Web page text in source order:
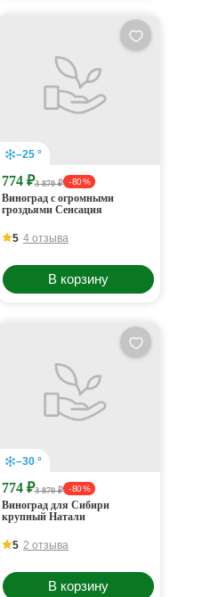
–25 °
774 ₽3 870 ₽ - 80 %
Виноград с огромными
гроздьями Сенсация
5 4 отзыва
В корзину
–30 °
774 ₽3 870 ₽ - 80 %
Виноград для Сибири
крупный Натали
5 2 отзыва
В корзину